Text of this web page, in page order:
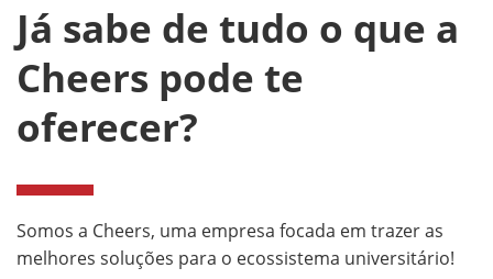
Já sabe de tudo o que a
Cheers pode te
oferecer?
Somos a Cheers, uma empresa focada em trazer as
melhores soluções para o ecossistema universitário!